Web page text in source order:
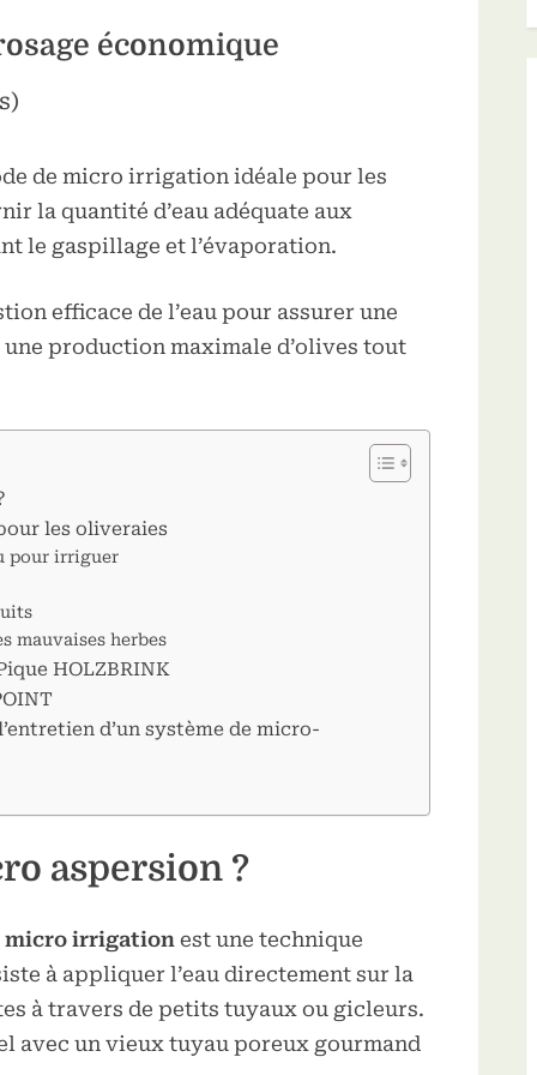
économique
de micro irrigation idéale pour les
la quantité d’eau adéquate aux
le gaspillage et l’évaporation.
efficace de l’eau pour assurer une
production maximale d’olives tout
les oliveraies
pour irriguer
mauvaises herbes
HOLZBRINK
d’un système de micro-
aspersion ?
micro irrigation est une technique
à appliquer l’eau directement sur la
à travers de petits tuyaux ou gicleurs.
avec un vieux tuyau poreux gourmand